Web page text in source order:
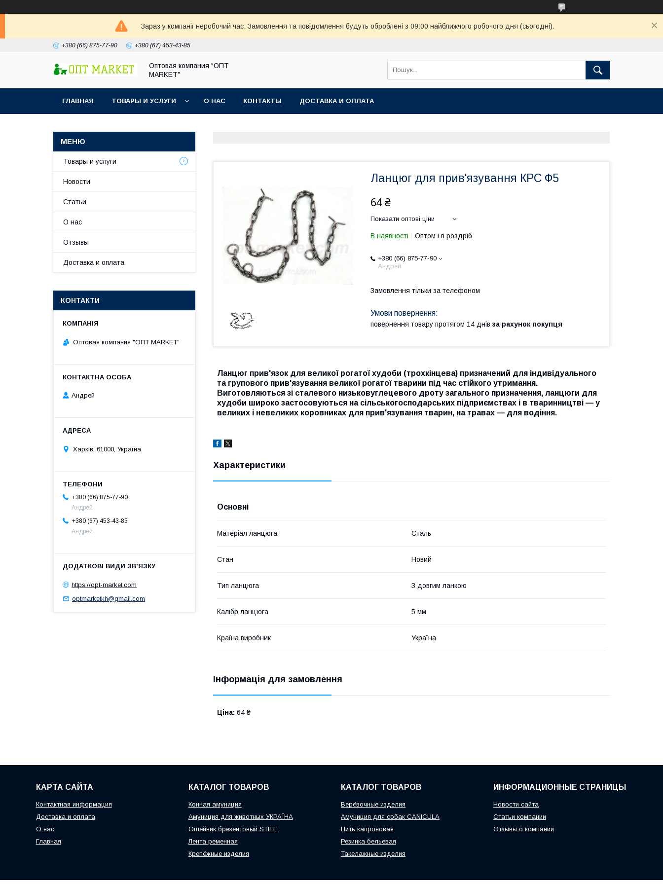
Зараз у компанії неробочий час. Замовлення та повідомлення будуть оброблені з 09:00 найближчого робочого дня (сьогодні).
+380 (66) 875-77-90 +380 (67) 453-43-85
Оптовая компания "ОПТ
MARKET"
ГЛАВНАЯ ТОВАРЫ И УСЛУГИ О НАС КОНТАКТЫ ДОСТАВКА И ОПЛАТА
Ланцюг для прив'язування КРС Ф5
64 ₴
Показати оптові ціни
В наявності Оптом і в роздріб
+380 (66) 875-77-90
Андрей
Замовлення тільки за телефоном
повернення товару протягом 14 днів за рахунок покупця
Ланцюг прив'язок для великої рогатої худоби (трохкінцева) призначений для індивідуального
та групового прив'язування великої рогатої тварини під час стійкого утримання.
Виготовляються зі сталевого низьковуглецевого дроту загального призначення, ланцюги для
худоби широко застосовуються на сільськогосподарських підприємствах і в тваринництві — у
великих і невеликих коровниках для прив'язування тварин, на травах — для водіння.
Характеристики
Основні
Матеріал ланцюга Сталь
Стан Новий
Тип ланцюга З довгим ланкою
Калібр ланцюга 5 мм
Країна виробник Україна
Інформація для замовлення
Ціна: 64 ₴
Товары и услуги
Новости
Статьи
О нас
Отзывы
Доставка и оплата
КОНТАКТИ
Оптовая компания "ОПТ MARKET"
Андрей
Харків, 61000, Україна
+380 (66) 875-77-90
Андрей
+380 (67) 453-43-85
Андрей
https://opt-market.com
optmarketkh@gmail.com
КАРТА САЙТА
Контактная информация
Доставка и оплата
О нас
Главная
КАТАЛОГ ТОВАРОВ
Конная амуниция
Амуниция для животных УКРАЇНА
Ошейник брезентовый STIFF
Лента ременная
Крепёжные изделия
КАТАЛОГ ТОВАРОВ
Верёвочные изделия
Амуниция для собак CANICULA
Нить капроновая
Резинка бельевая
Такелажные изделия
ИНФОРМАЦИОННЫЕ СТРАНИЦЫ
Новости сайта
Статьи компании
Отзывы о компании